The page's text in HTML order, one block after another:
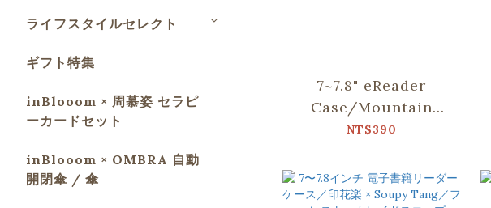
ライフスタイルセレクト
ギフト特集
inBlooom × 周慕姿 セラピ
ーカードセット
inBlooom × OMBRA 自動
開閉傘 / 傘
7~7.8" eReader
Case/Mountain
Friends/Blue
NT$390